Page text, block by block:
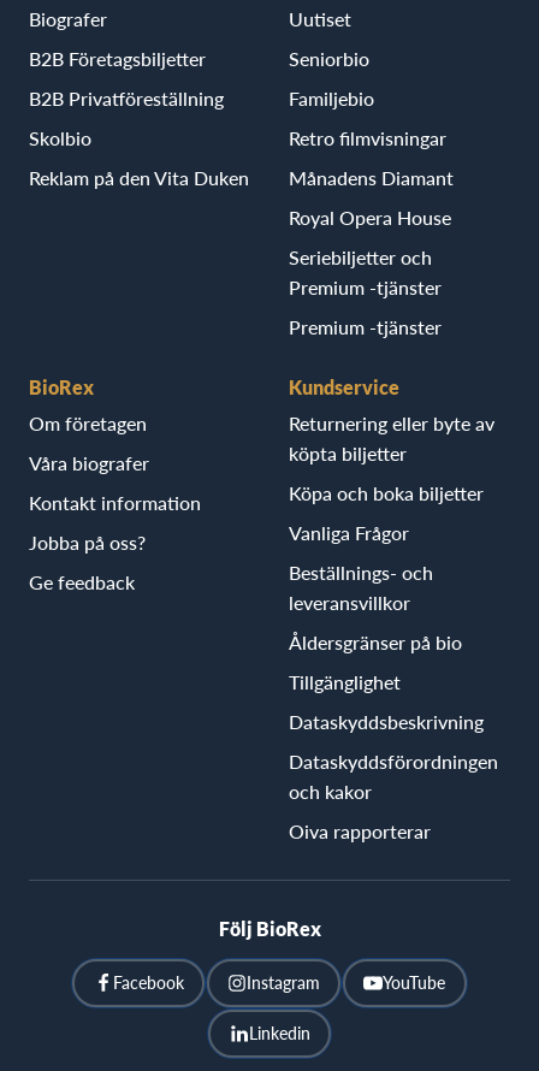
Biografer
B2B Företagsbiljetter
B2B Privatföreställning
Skolbio
Reklam på den Vita Duken
Uutiset
Seniorbio
Familjebio
Retro filmvisningar
Månadens Diamant
Royal Opera House
Seriebiljetter och
Premium -tjänster
Premium -tjänster
BioRex
Om företagen
Våra biografer
Kontakt information
Jobba på oss?
Ge feedback
Kundservice
Returnering eller byte av
köpta biljetter
Köpa och boka biljetter
Vanliga Frågor
Beställnings- och
leveransvillkor
Åldersgränser på bio
Tillgänglighet
Dataskyddsbeskrivning
Dataskyddsförordningen
och kakor
Oiva rapporterar
Följ BioRex
Facebook Instagram YouTube
Linkedin